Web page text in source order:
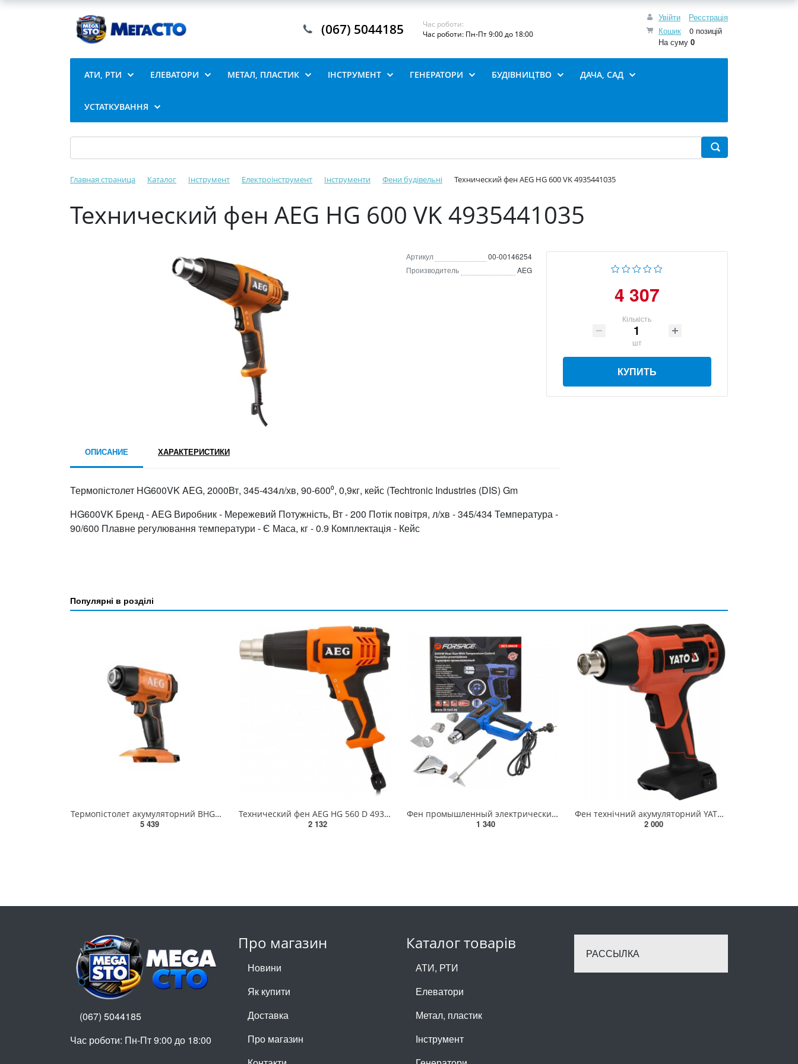
Увійти
Реєстрація
Кошик
0 позицій
На суму 0
(067) 5044185
Час роботи:
Час роботи: Пн-Пт 9:00 до 18:00
АТИ, РТИ ЕЛЕВАТОРИ МЕТАЛ, ПЛАСТИК ІНСТРУМЕНТ ГЕНЕРАТОРИ БУДІВНИЦТВО ДАЧА, САД
УСТАТКУВАННЯ
Главная страница Каталог Інструмент Електроінструмент Інструменти Фени будівельні Технический фен AEG HG 600 VK 4935441035
Технический фен AEG HG 600 VK 4935441035
Артикул
00-00146254
Производитель
AEG
4 307
Кількість
шт
КУПИТЬ
ОПИСАНИЕ ХАРАКТЕРИСТИКИ
Термопістолет HG600VK AEG, 2000Вт, 345-434л/хв, 90-600⁰, 0,9кг, кейс (Techtronic Industries (DIS) Gm
HG600VK Бренд - AEG Виробник - Мережевий Потужність, Вт - 200 Потік повітря, л/хв - 345/434 Температура -
90/600 Плавне регулювання температури - Є Маса, кг - 0.9 Комплектація - Кейс
Популярні в розділі
Термопістолет акумуляторний BHG18-0 AEG, 169.9л/хв, 482⁰С (Techtronic Industries (DIS) GmbH, 4935480
5 439
Технический фен AEG HG 560 D 4935441015
2 132
Фен промышленный электрический с индикатором температуры и насадками(220В,50/60Гц,2000Вт, 60/350/600
1 340
Фен технічний акумуляторний YATO : 18В Li-Ion, 550°C, 100 л/хв, 2 режими (без акумулят.) [10] YT-822
2 000
Про магазин
Новини
Як купити
Доставка
Про магазин
Каталог товарів
АТИ, РТИ
Елеватори
Метал, пластик
Інструмент
РАССЫЛКА
(067) 5044185
Час роботи: Пн-Пт 9:00 до 18:00